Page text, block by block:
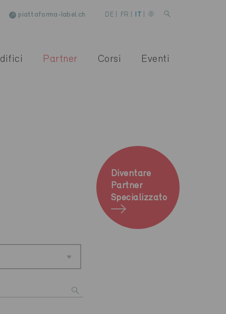
piattaforma-label.ch DE FR IT
Partner Corsi Eventi
Diventare
Partner
Specializzato